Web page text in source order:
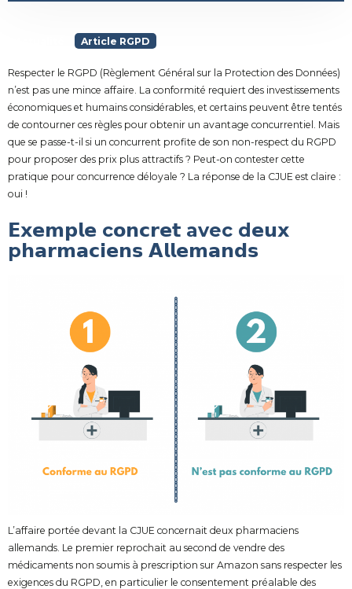
Article RGPD
Respecter le RGPD (Règlement Général sur la Protection des Données)
n’est pas une mince affaire. La conformité requiert des investissements
économiques et humains considérables, et certains peuvent être tentés
de contourner ces règles pour obtenir un avantage concurrentiel. Mais
que se passe-t-il si un concurrent profite de son non-respect du RGPD
pour proposer des prix plus attractifs ? Peut-on contester cette
pratique pour concurrence déloyale ? La réponse de la CJUE est claire :
oui !
𝗘𝘅𝗲𝗺𝗽𝗹𝗲 c𝗼𝗻𝗰𝗿𝗲𝘁 avec d𝗲𝘂𝘅
p𝗵𝗮𝗿𝗺𝗮𝗰𝗶𝗲𝗻𝘀 𝗔𝗹𝗹𝗲𝗺𝗮𝗻𝗱𝘀
L’affaire portée devant la CJUE concernait deux pharmaciens
allemands. Le premier reprochait au second de vendre des
médicaments non soumis à prescription sur Amazon sans respecter les
exigences du RGPD, en particulier le consentement préalable des